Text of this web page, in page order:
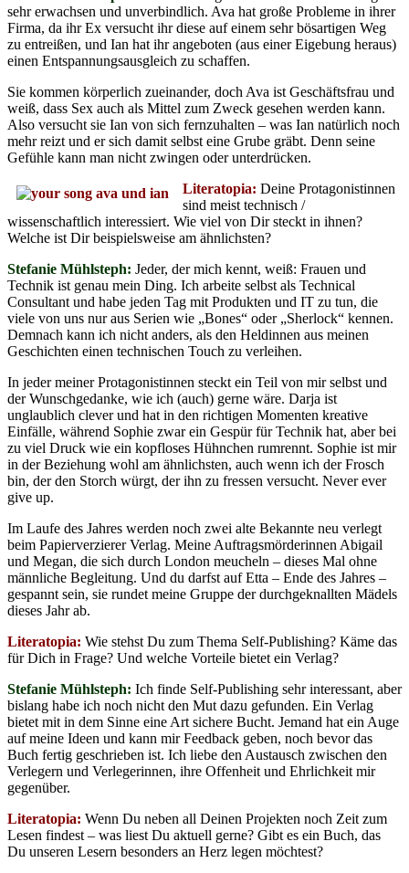
sehr erwachsen und unverbindlich. Ava hat große Probleme in ihrer
Firma, da ihr Ex versucht ihr diese auf einem sehr bösartigen Weg
zu entreißen, und Ian hat ihr angeboten (aus einer Eigebung heraus)
einen Entspannungsausgleich zu schaffen.
Sie kommen körperlich zueinander, doch Ava ist Geschäftsfrau und
weiß, dass Sex auch als Mittel zum Zweck gesehen werden kann.
Also versucht sie Ian von sich fernzuhalten – was Ian natürlich noch
mehr reizt und er sich damit selbst eine Grube gräbt. Denn seine
Gefühle kann man nicht zwingen oder unterdrücken.
Literatopia: Deine Protagonistinnen
sind meist technisch /
wissenschaftlich interessiert. Wie viel von Dir steckt in ihnen?
Welche ist Dir beispielsweise am ähnlichsten?
Stefanie Mühlsteph: Jeder, der mich kennt, weiß: Frauen und
Technik ist genau mein Ding. Ich arbeite selbst als Technical
Consultant und habe jeden Tag mit Produkten und IT zu tun, die
viele von uns nur aus Serien wie „Bones“ oder „Sherlock“ kennen.
Demnach kann ich nicht anders, als den Heldinnen aus meinen
Geschichten einen technischen Touch zu verleihen.
In jeder meiner Protagonistinnen steckt ein Teil von mir selbst und
der Wunschgedanke, wie ich (auch) gerne wäre. Darja ist
unglaublich clever und hat in den richtigen Momenten kreative
Einfälle, während Sophie zwar ein Gespür für Technik hat, aber bei
zu viel Druck wie ein kopfloses Hühnchen rumrennt. Sophie ist mir
in der Beziehung wohl am ähnlichsten, auch wenn ich der Frosch
bin, der den Storch würgt, der ihn zu fressen versucht. Never ever
give up.
Im Laufe des Jahres werden noch zwei alte Bekannte neu verlegt
beim Papierverzierer Verlag. Meine Auftragsmörderinnen Abigail
und Megan, die sich durch London meucheln – dieses Mal ohne
männliche Begleitung. Und du darfst auf Etta – Ende des Jahres –
gespannt sein, sie rundet meine Gruppe der durchgeknallten Mädels
dieses Jahr ab.
Literatopia: Wie stehst Du zum Thema Self-Publishing? Käme das
für Dich in Frage? Und welche Vorteile bietet ein Verlag?
Stefanie Mühlsteph: Ich finde Self-Publishing sehr interessant, aber
bislang habe ich noch nicht den Mut dazu gefunden. Ein Verlag
bietet mit in dem Sinne eine Art sichere Bucht. Jemand hat ein Auge
auf meine Ideen und kann mir Feedback geben, noch bevor das
Buch fertig geschrieben ist. Ich liebe den Austausch zwischen den
Verlegern und Verlegerinnen, ihre Offenheit und Ehrlichkeit mir
gegenüber.
Literatopia: Wenn Du neben all Deinen Projekten noch Zeit zum
Lesen findest – was liest Du aktuell gerne? Gibt es ein Buch, das
Du unseren Lesern besonders an Herz legen möchtest?